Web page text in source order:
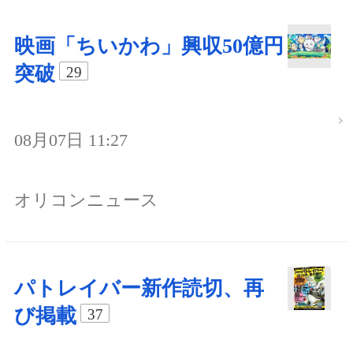
映画「ちいかわ」興収50億円
突破
29
08月07日 11:27
オリコンニュース
パトレイバー新作読切、再
び掲載
37